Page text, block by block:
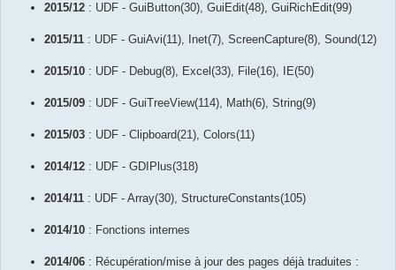
2015/12 : UDF - GuiButton(30), GuiEdit(48), GuiRichEdit(99)
2015/11 : UDF - GuiAvi(11), Inet(7), ScreenCapture(8), Sound(12)
2015/10 : UDF - Debug(8), Excel(33), File(16), IE(50)
2015/09 : UDF - GuiTreeView(114), Math(6), String(9)
2015/03 : UDF - Clipboard(21), Colors(11)
2014/12 : UDF - GDIPlus(318)
2014/11 : UDF - Array(30), StructureConstants(105)
2014/10 : Fonctions internes
2014/06 : Récupération/mise à jour des pages déjà traduites :